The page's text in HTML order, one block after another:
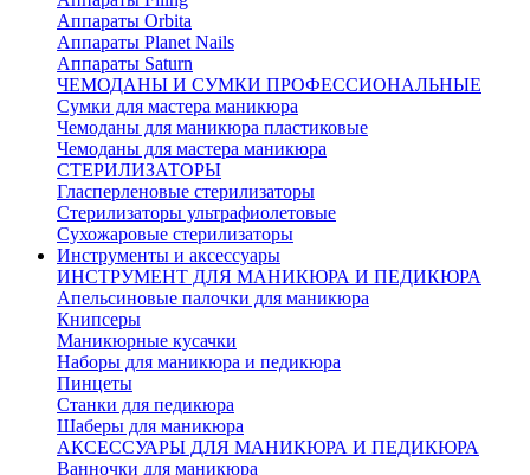
Аппараты Orbita
Аппараты Planet Nails
Аппараты Saturn
ЧЕМОДАНЫ И СУМКИ ПРОФЕССИОНАЛЬНЫЕ
Сумки для мастера маникюра
Чемоданы для маникюра пластиковые
Чемоданы для мастера маникюра
СТЕРИЛИЗАТОРЫ
Гласперленовые стерилизаторы
Стерилизаторы ультрафиолетовые
Сухожаровые стерилизаторы
Инструменты и аксессуары
ИНСТРУМЕНТ ДЛЯ МАНИКЮРА И ПЕДИКЮРА
Апельсиновые палочки для маникюра
Книпсеры
Маникюрные кусачки
Наборы для маникюра и педикюра
Пинцеты
Станки для педикюра
Шаберы для маникюра
АКСЕССУАРЫ ДЛЯ МАНИКЮРА И ПЕДИКЮРА
Ванночки для маникюра